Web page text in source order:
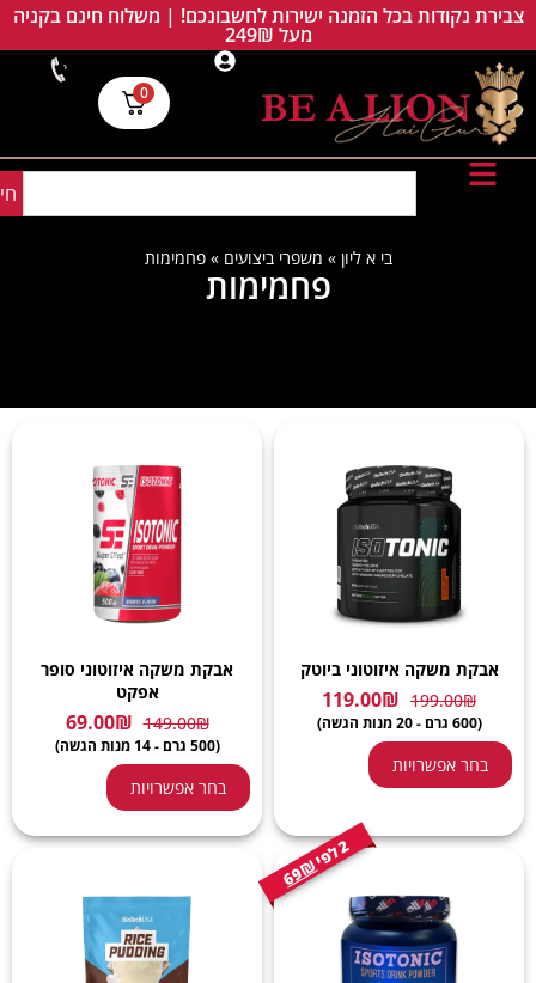
צבירת נקודות בכל הזמנה ישירות לחשבונכם! | משלוח חינם בקניה
מעל 249₪
0
בי א ליון » משפרי ביצועים »פחמימות
פחמימות
אבקת משקה איזוטוני ביוטק
199.00₪
119.00₪
(600 גרם - 20 מנות הגשה)
בחר אפשרויות
אבקת משקה איזוטוני סופר
אפקט
149.00₪
69.00₪
(500 גרם - 14 מנות הגשה)
בחר אפשרויות
2
ל
פ
י
69₪